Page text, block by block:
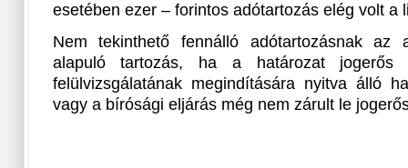
esetében ezer – forintos adótartozás elég volt a
Nem tekinthető fennálló adótartozásnak az
alapuló tartozás, ha a határozat
felülvizsgálatának megindítására nyitva álló
vagy a bírósági eljárás még nem zárult le